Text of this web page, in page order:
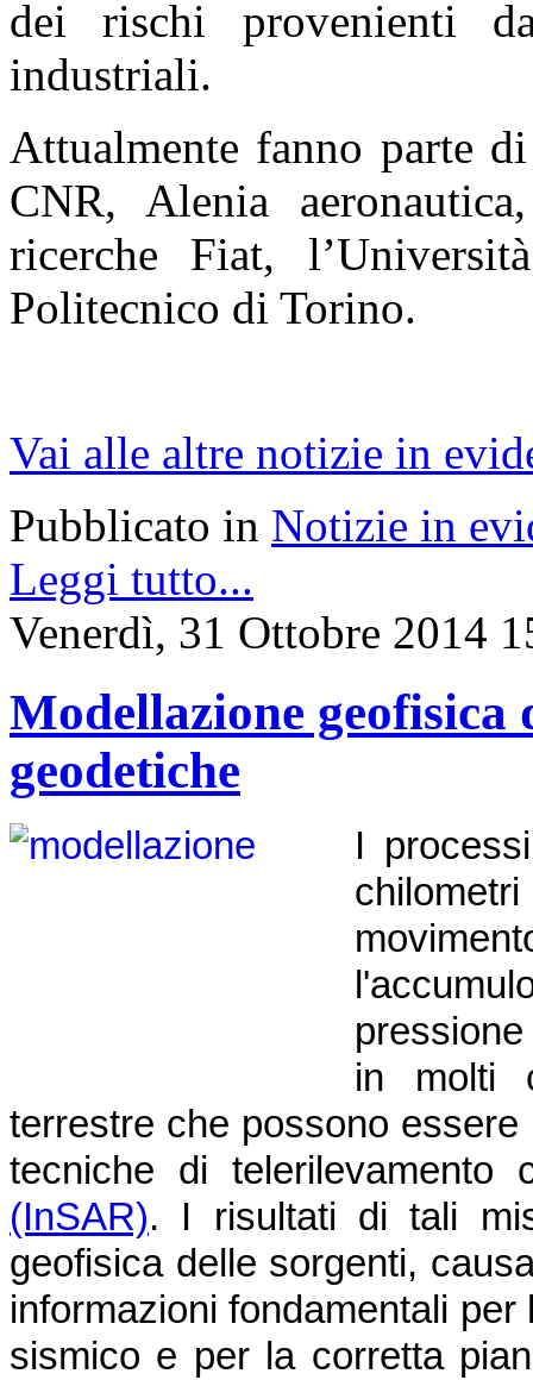
dei rischi provenienti
industriali.
Attualmente fanno parte
CNR, Alenia
ricerche Fiat,
Politecnico di Torino.
Vai alle altre notizie in
Pubblicato in Notizie in
Leggi tutto...
Venerdì, 31 Ottobre 2014
Modellazione
geodetiche
I
in molti
terrestre che possono
tecniche di telerilevamento
(InSAR). I risultati di tali
geofisica delle sorgenti,
informazioni fondamentali
sismico e per la corretta